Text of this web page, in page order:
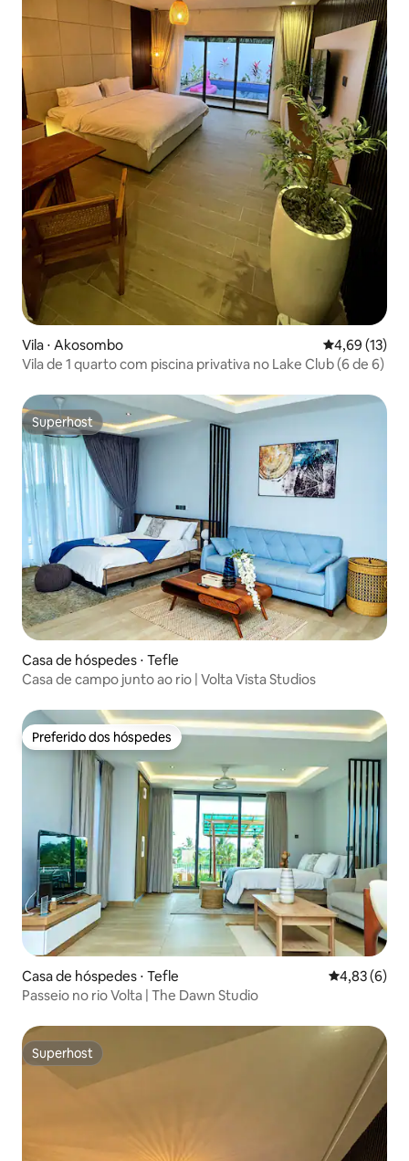
Vila ⋅ Akosombo 4,69 de uma
4,69 (13)
Vila de 1 quarto com piscina privativa no Lake Club (6 de 6)
Superhost
Superhost
Casa de hóspedes ⋅ Tefle
Casa de campo junto ao rio | Volta Vista Studios
Preferido dos hóspedes
Preferido dos hóspedes
Casa de hóspedes ⋅ Tefle 4,83 de uma
4,83 (6)
Passeio no rio Volta | The Dawn Studio
Superhost
Superhost